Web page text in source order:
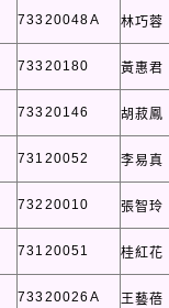
73320048A 林巧蓉
73320180 黃惠君
73320146 胡菽鳳
73120052 李易真
73220010 張智玲
73120051 桂紅花
73320026A 王藝蓓